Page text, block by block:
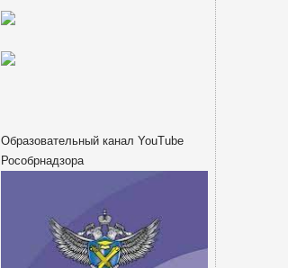
Образовательный канал YouTube
Рособрнадзора